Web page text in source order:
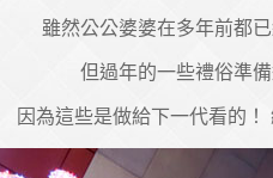
雖然公公婆婆在多年前都
但過年的一些禮俗準
因為這些是做給下一代看的